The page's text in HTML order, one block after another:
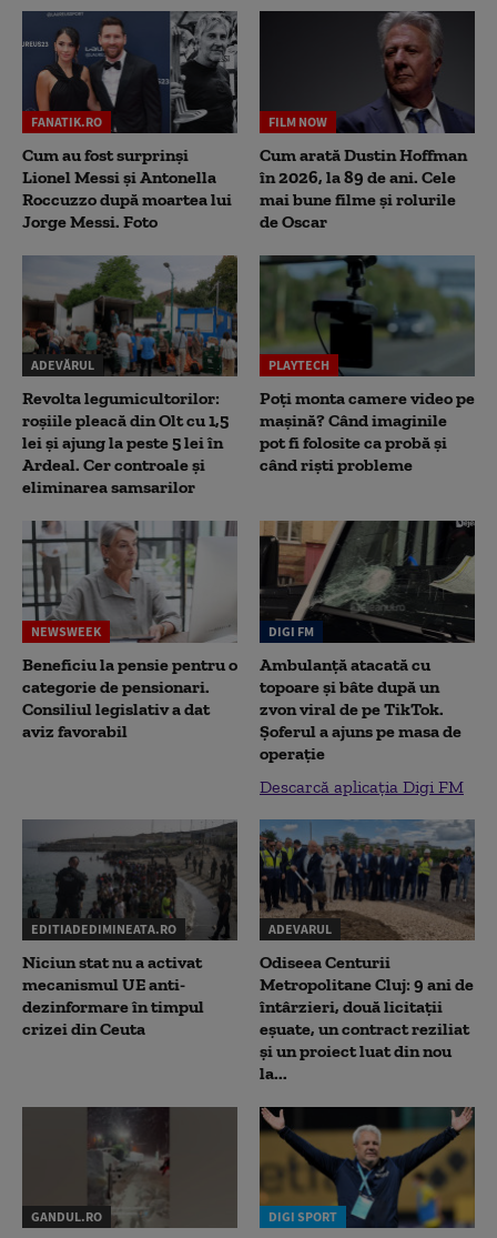
FANATIK.RO
Cum au fost surprinși
Lionel Messi și Antonella
Roccuzzo după moartea lui
Jorge Messi. Foto
FILM NOW
Cum arată Dustin Hoffman
în 2026, la 89 de ani. Cele
mai bune filme și rolurile
de Oscar
ADEVĂRUL
Revolta legumicultorilor:
roșiile pleacă din Olt cu 1,5
lei și ajung la peste 5 lei în
Ardeal. Cer controale și
eliminarea samsarilor
PLAYTECH
Poți monta camere video pe
mașină? Când imaginile
pot fi folosite ca probă și
când riști probleme
NEWSWEEK
Beneficiu la pensie pentru o
categorie de pensionari.
Consiliul legislativ a dat
aviz favorabil
DIGI FM
Ambulanță atacată cu
topoare și bâte după un
zvon viral de pe TikTok.
Șoferul a ajuns pe masa de
operație
Descarcă aplicația Digi FM
EDITIADEDIMINEATA.RO
Niciun stat nu a activat
mecanismul UE anti-
dezinformare în timpul
crizei din Ceuta
ADEVARUL
Odiseea Centurii
Metropolitane Cluj: 9 ani de
întârzieri, două licitații
eșuate, un contract reziliat
și un proiect luat din nou
la...
GANDUL.RO DIGI SPORT